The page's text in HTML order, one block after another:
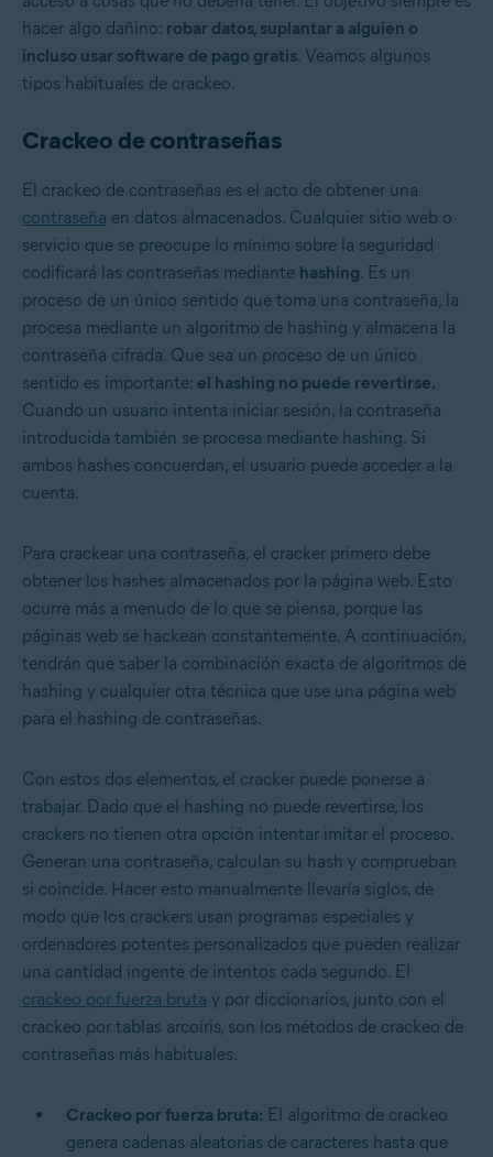
hacer algo dañino: robar datos, suplantar a alguien o
incluso usar software de pago gratis. Veamos algunos
tipos habituales de crackeo.
Crackeo de contraseñas
El crackeo de contraseñas es el acto de obtener una
contraseña en datos almacenados. Cualquier sitio web o
servicio que se preocupe lo mínimo sobre la seguridad
codificará las contraseñas mediante hashing. Es un
proceso de un único sentido que toma una contraseña, la
procesa mediante un algoritmo de hashing y almacena la
contraseña cifrada. Que sea un proceso de un único
sentido es importante: el hashing no puede revertirse.
Cuando un usuario intenta iniciar sesión, la contraseña
introducida también se procesa mediante hashing. Si
ambos hashes concuerdan, el usuario puede acceder a la
cuenta.
Para crackear una contraseña, el cracker primero debe
obtener los hashes almacenados por la página web. Esto
ocurre más a menudo de lo que se piensa, porque las
páginas web se hackean constantemente. A continuación,
tendrán que saber la combinación exacta de algoritmos de
hashing y cualquier otra técnica que use una página web
para el hashing de contraseñas.
Con estos dos elementos, el cracker puede ponerse a
trabajar. Dado que el hashing no puede revertirse, los
crackers no tienen otra opción intentar imitar el proceso.
Generan una contraseña, calculan su hash y comprueban
si coincide. Hacer esto manualmente llevaría siglos, de
modo que los crackers usan programas especiales y
ordenadores potentes personalizados que pueden realizar
una cantidad ingente de intentos cada segundo. El
crackeo por fuerza bruta y por diccionarios, junto con el
crackeo por tablas arcoíris, son los métodos de crackeo de
contraseñas más habituales.
Crackeo por fuerza bruta: El algoritmo de crackeo
genera cadenas aleatorias de caracteres hasta que